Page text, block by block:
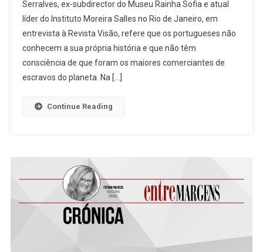
De
Invasor
E
(I)
Serralves, ex-subdirector do Museu Rainha Sofia e atual
líder do Instituto Moreira Salles no Rio de Janeiro, em
entrevista à Revista Visão, refere que os portugueses não
conhecem a sua própria história e que não têm
consciência de que foram os maiores comerciantes de
escravos do planeta. Na […]
Continue Reading